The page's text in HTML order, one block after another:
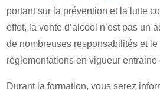
portant sur la prévention et la lutte
effet, la vente d’alcool n’est pas un
de nombreuses responsabilités et
règlementations en vigueur entraine
Durant la formation, vous serez